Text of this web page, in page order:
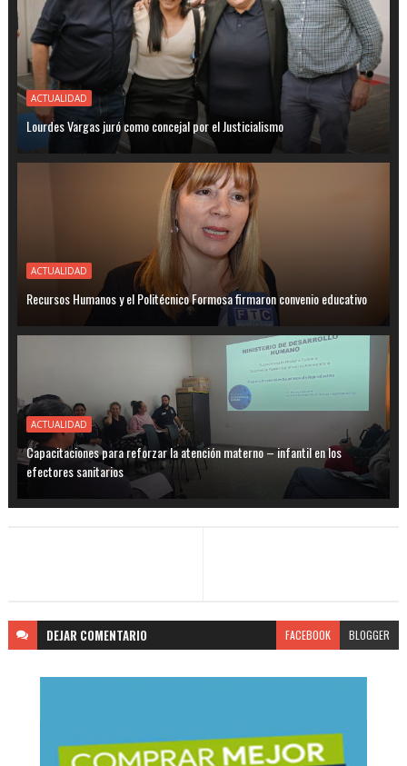
ACTUALIDAD
Lourdes Vargas juró como concejal por el Justicialismo
ACTUALIDAD
Recursos Humanos y el Politécnico Formosa firmaron convenio educativo
ACTUALIDAD
Capacitaciones para reforzar la atención materno – infantil en los
efectores sanitarios
DEJAR COMENTARIO FACEBOOK BLOGGER